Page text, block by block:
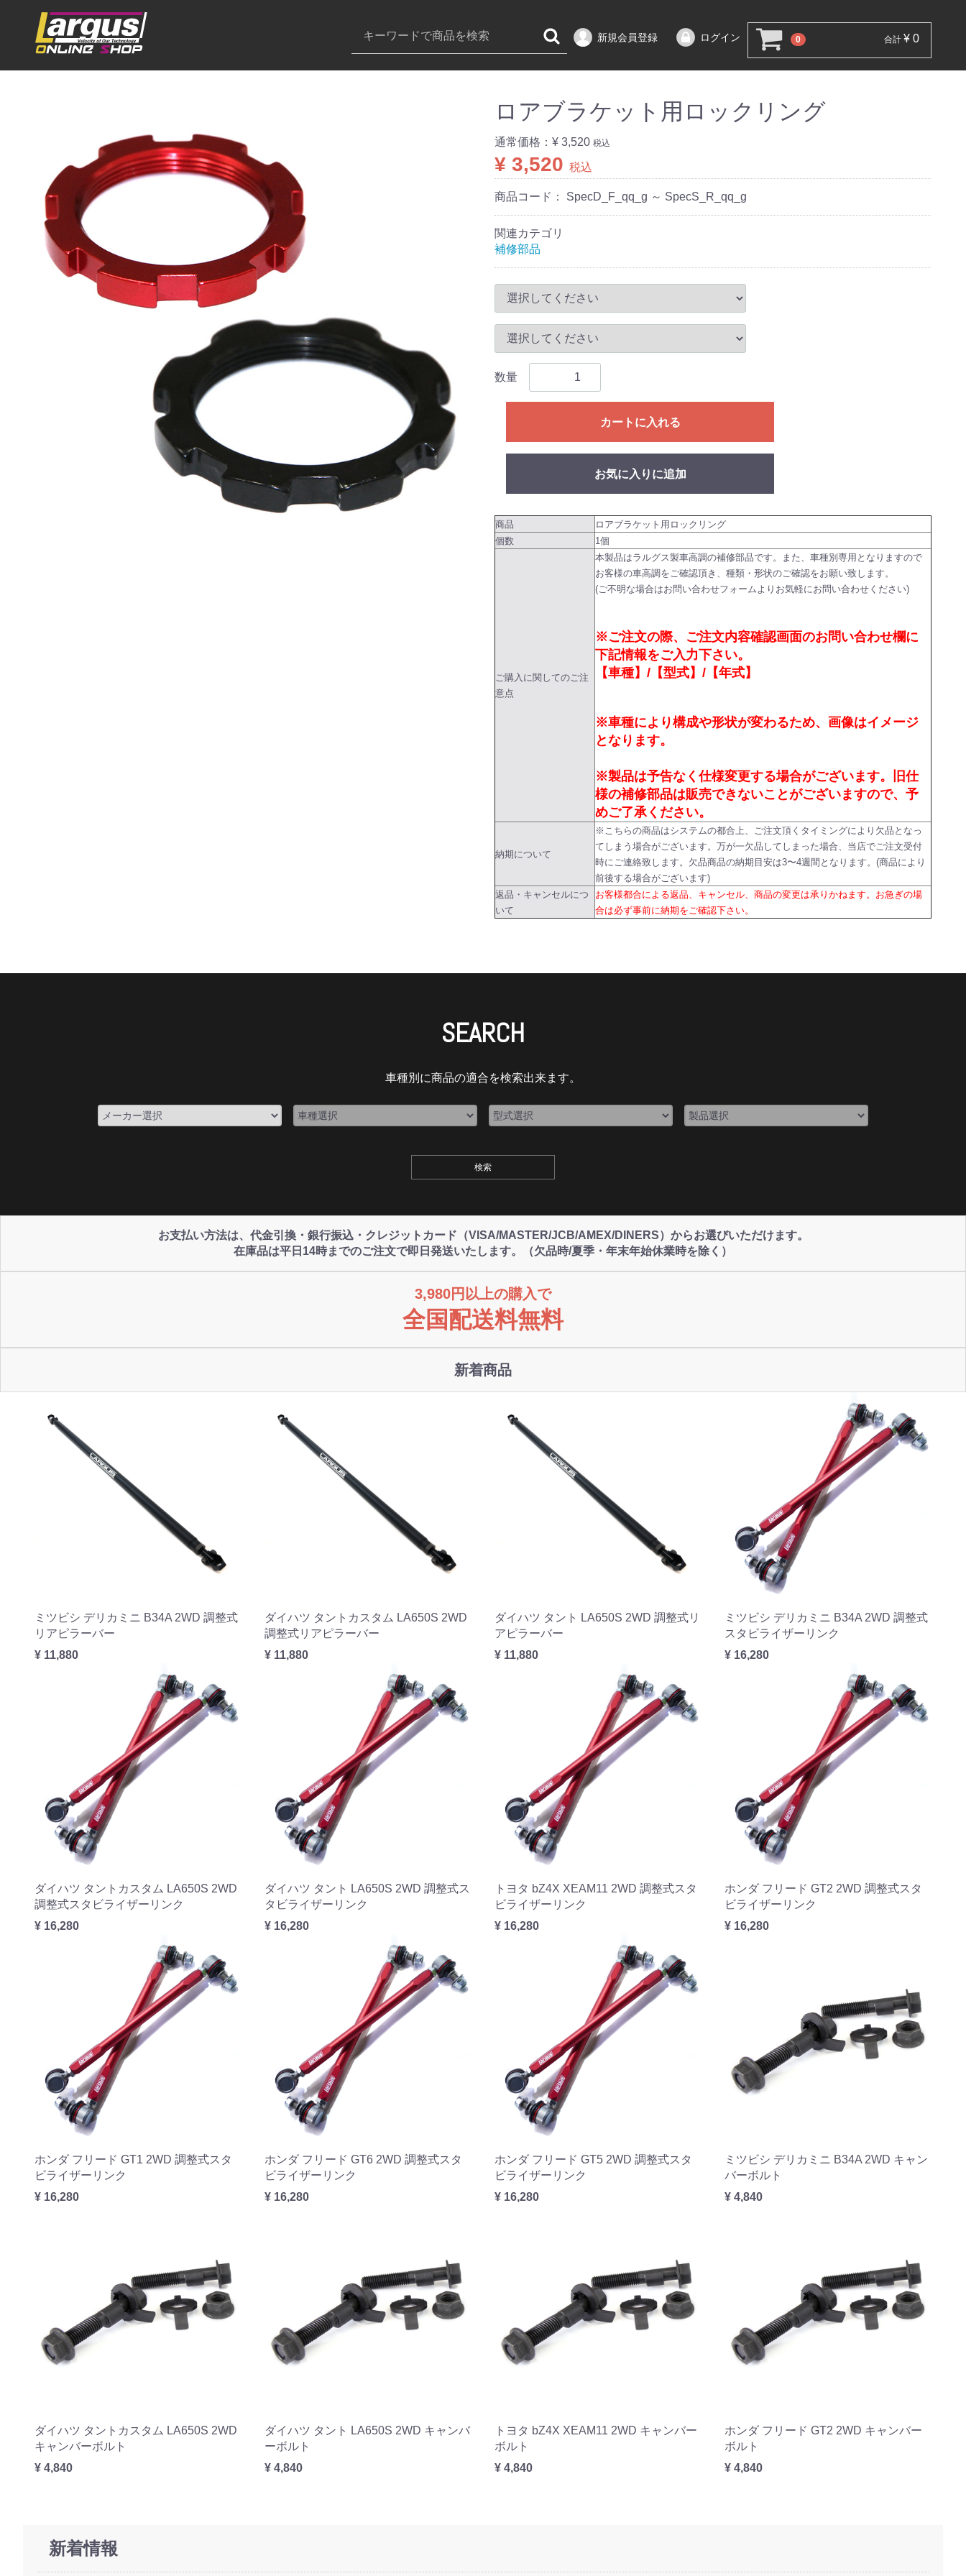
0 合計 ¥ 0
新規会員登録 ログイン
ロアブラケット用ロックリング
通常価格： ¥ 3,520 税込
¥ 3,520 税込
商品コード： SpecD_F_qq_g ～ SpecS_R_qq_g
関連カテゴリ
補修部品
数量
カートに入れる
お気に入りに追加
商品
ロアブラケット用ロックリング
個数
1個
ご購入に関してのご注
意点
本製品はラルグス製車高調の補修部品です。また、車種別専用となりますので
お客様の車高調をご確認頂き、種類・形状のご確認をお願い致します。
(ご不明な場合はお問い合わせフォームよりお気軽にお問い合わせください)
※ご注文の際、ご注文内容確認画面のお問い合わせ欄に
下記情報をご入力下さい。
【車種】/【型式】/【年式】
※車種により構成や形状が変わるため、画像はイメージ
となります。
※製品は予告なく仕様変更する場合がございます。旧仕
様の補修部品は販売できないことがございますので、予
めご了承ください。
納期について
※こちらの商品はシステムの都合上、ご注文頂くタイミングにより欠品となっ
てしまう場合がございます。万が一欠品してしまった場合、当店でご注文受付
時にご連絡致します。欠品商品の納期目安は3〜4週間となります。(商品により
前後する場合がございます)
返品・キャンセルにつ
いて
お客様都合による返品、キャンセル、商品の変更は承りかねます。お急ぎの場
合は必ず事前に納期をご確認下さい。
SEARCH
車種別に商品の適合を検索出来ます。
お支払い方法は、代金引換・銀行振込・クレジットカード（VISA/MASTER/JCB/AMEX/DINERS）からお選びいただけます。
在庫品は平日14時までのご注文で即日発送いたします。（欠品時/夏季・年末年始休業時を除く）
3,980円以上の購入で
全国配送料無料
新着商品
ミツビシ デリカミニ B34A 2WD 調整式
リアピラーバー
¥ 11,880
ダイハツ タントカスタム LA650S 2WD
調整式リアピラーバー
¥ 11,880
ダイハツ タント LA650S 2WD 調整式リ
アピラーバー
¥ 11,880
ミツビシ デリカミニ B34A 2WD 調整式
スタビライザーリンク
¥ 16,280
ダイハツ タントカスタム LA650S 2WD
調整式スタビライザーリンク
¥ 16,280
ダイハツ タント LA650S 2WD 調整式ス
タビライザーリンク
¥ 16,280
トヨタ bZ4X XEAM11 2WD 調整式スタ
ビライザーリンク
¥ 16,280
ホンダ フリード GT2 2WD 調整式スタ
ビライザーリンク
¥ 16,280
ホンダ フリード GT1 2WD 調整式スタ
ビライザーリンク
¥ 16,280
ホンダ フリード GT6 2WD 調整式スタ
ビライザーリンク
¥ 16,280
ホンダ フリード GT5 2WD 調整式スタ
ビライザーリンク
¥ 16,280
ミツビシ デリカミニ B34A 2WD キャン
バーボルト
¥ 4,840
ダイハツ タントカスタム LA650S 2WD
キャンバーボルト
¥ 4,840
ダイハツ タント LA650S 2WD キャンバ
ーボルト
¥ 4,840
トヨタ bZ4X XEAM11 2WD キャンバー
ボルト
¥ 4,840
ホンダ フリード GT2 2WD キャンバー
ボルト
¥ 4,840
新着情報